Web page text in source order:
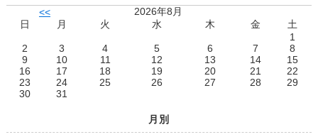
<<
2026年8月
日
月 火 水 木 金
土
1
2
3 4 5 6 7
8
9
10 11 12 13 14
15
16
17 18 19 20 21
22
23
24 25 26 27 28
29
30
31
月別